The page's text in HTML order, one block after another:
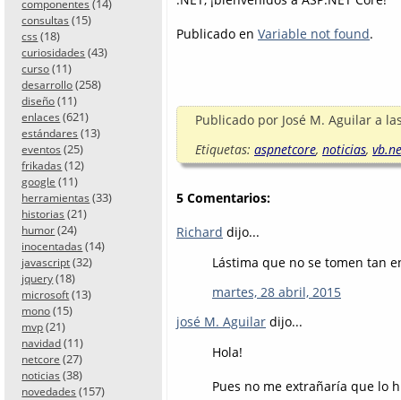
componentes (14)
consultas (15)
css (18)
curiosidades (43)
curso (11)
desarrollo (258)
diseño (11)
enlaces (621)
estándares (13)
eventos (25)
frikadas (12)
google (11)
herramientas (33)
historias (21)
humor (24)
inocentadas (14)
javascript (32)
jquery (18)
microsoft (13)
mono (15)
mvp (21)
navidad (11)
netcore (27)
noticias (38)
novedades (157)
Publicado en Variable not found.
Publicado por José M. Aguilar a
Etiquetas: aspnetcore, noticias,
5 Comentarios:
Richard dijo...
Lástima que no se tomen tan
martes, 28 abril, 2015
josé M. Aguilar dijo...
Hola!
Pues no me extrañaría que lo